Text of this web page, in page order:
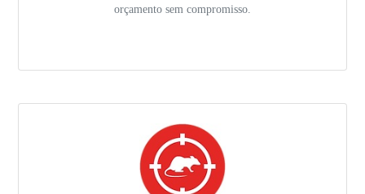
orçamento sem compromisso.